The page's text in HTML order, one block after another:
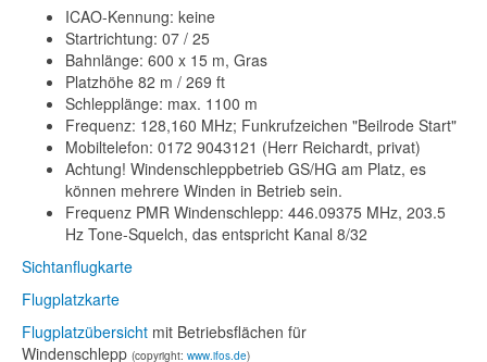
ICAO-Kennung: keine
Startrichtung: 07 / 25
Bahnlänge: 600 x 15 m, Gras
Platzhöhe 82 m / 269 ft
Schlepplänge: max. 1100 m
Frequenz: 128,160 MHz; Funkrufzeichen "Beilrode Start"
Mobiltelefon: 0172 9043121 (Herr Reichardt, privat)
Achtung! Windenschleppbetrieb GS/HG am Platz, es
können mehrere Winden in Betrieb sein.
Frequenz PMR Windenschlepp: 446.09375 MHz, 203.5
Hz Tone-Squelch, das entspricht Kanal 8/32
Sichtanflugkarte
Flugplatzkarte
Flugplatzübersicht mit Betriebsflächen für
Windenschlepp (copyright: www.ifos.de)